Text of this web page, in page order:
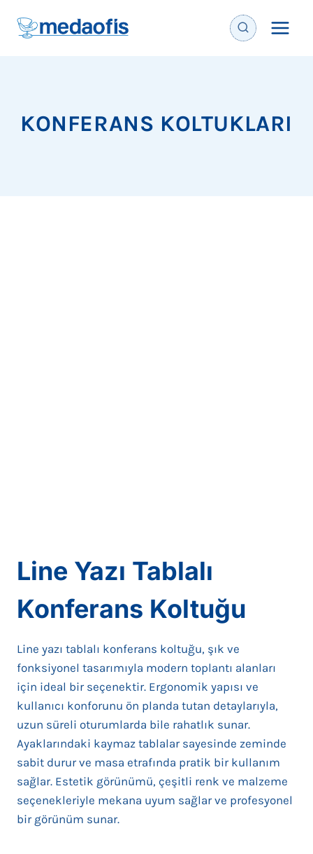
geç
KONFERANS KOLTUKLARI
Line Yazı Tablalı
Konferans Koltuğu
Line yazı tablalı konferans koltuğu, şık ve
fonksiyonel tasarımıyla modern toplantı alanları
için ideal bir seçenektir. Ergonomik yapısı ve
kullanıcı konforunu ön planda tutan detaylarıyla,
uzun süreli oturumlarda bile rahatlık sunar.
Ayaklarındaki kaymaz tablalar sayesinde zeminde
sabit durur ve masa etrafında pratik bir kullanım
sağlar. Estetik görünümü, çeşitli renk ve malzeme
seçenekleriyle mekana uyum sağlar ve profesyonel
bir görünüm sunar.